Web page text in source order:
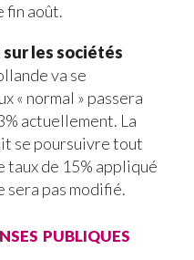
fin août.
les sociétés
va se
« normal » passera
actuellement. La
se poursuivre tout
taux de 15% appliqué
pas modifié.
publiques